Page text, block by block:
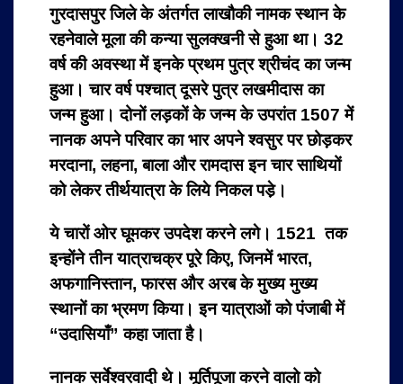
गुरदासपुर जिले के अंतर्गत लाखौकी नामक स्थान के
रहनेवाले मूला की कन्या सुलक्खनी से हुआ था। 32
वर्ष की अवस्था में इनके प्रथम पुत्र श्रीचंद का जन्म
हुआ। चार वर्ष पश्चात् दूसरे पुत्र लखमीदास का
जन्म हुआ। दोनों लड़कों के जन्म के उपरांत 1507 में
नानक अपने परिवार का भार अपने श्वसुर पर छोड़कर
मरदाना, लहना, बाला और रामदास इन चार साथियों
को लेकर तीर्थयात्रा के लिये निकल पडे़।
ये चारों ओर घूमकर उपदेश करने लगे। 1521 तक
इन्होंने तीन यात्राचक्र पूरे किए, जिनमें भारत,
अफगानिस्तान, फारस और अरब के मुख्य मुख्य
स्थानों का भ्रमण किया। इन यात्राओं को पंजाबी में
“उदासियाँ” कहा जाता है।
नानक सर्वेश्वरवादी थे। मूर्तिपूजा करने वालो को